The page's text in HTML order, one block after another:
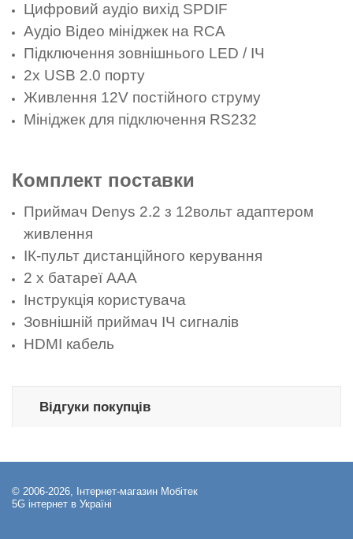
Цифровий аудіо вихід SPDIF
Аудіо Відео мініджек на RCA
Підключення зовнішнього LED / ІЧ
2x USB 2.0 порту
Живлення 12V постійного струму
Мініджек для підключення RS232
Комплект поставки
Приймач Denys 2.2 з 12вольт адаптером
живлення
ІК-пульт дистанційного керування
2 x батареї AAA
Інструкція користувача
Зовнішній приймач ІЧ сигналів
HDMI кабель
Відгуки покупців
© 2006-2026, Інтернет-магазин Мобітек
5G інтернет в Україні